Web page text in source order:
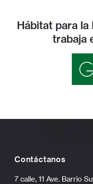
Hábitat para la
trabaja
Contáctanos
7 calle, 11 Ave. Barrio